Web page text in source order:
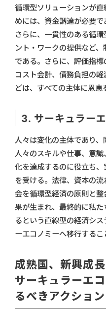
循環型ソリューションが
めには、資金調達が必要で
さらに、一貫性のある循
ント・ワークの提供など
である。さらに、評価指
コスト会計、債務負担の
どは、すべての主体に恩恵
3. サーキュラー
人々は変化の主体であり、
人々のスキルや仕事、意
化を達成するのに役立ち
を受ける。法律、資本の
会を循環型経済の原則と
果が生まれ、最終的に私
るという直線型の経済シ
ーエコノミーへ移行するこ
成熟国、新興成
サーキュラーエ
るべきアクショ